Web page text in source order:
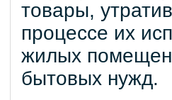
товары,
процессе их
жилых
бытовых нужд.